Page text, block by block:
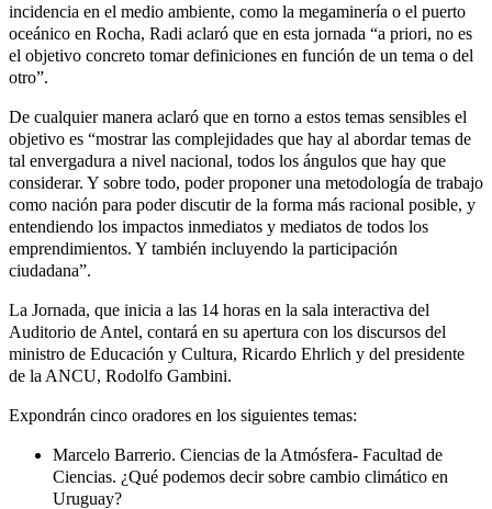
incidencia en el medio ambiente, como la megaminería o el puerto
oceánico en Rocha, Radi aclaró que en esta jornada “a priori, no es
el objetivo concreto tomar definiciones en función de un tema o del
otro”.
De cualquier manera aclaró que en torno a estos temas sensibles el
objetivo es “mostrar las complejidades que hay al abordar temas de
tal envergadura a nivel nacional, todos los ángulos que hay que
considerar. Y sobre todo, poder proponer una metodología de trabajo
como nación para poder discutir de la forma más racional posible, y
entendiendo los impactos inmediatos y mediatos de todos los
emprendimientos. Y también incluyendo la participación
ciudadana”.
La Jornada, que inicia a las 14 horas en la sala interactiva del
Auditorio de Antel, contará en su apertura con los discursos del
ministro de Educación y Cultura, Ricardo Ehrlich y del presidente
de la ANCU, Rodolfo Gambini.
Expondrán cinco oradores en los siguientes temas:
Marcelo Barrerio. Ciencias de la Atmósfera- Facultad de
Ciencias. ¿Qué podemos decir sobre cambio climático en
Uruguay?